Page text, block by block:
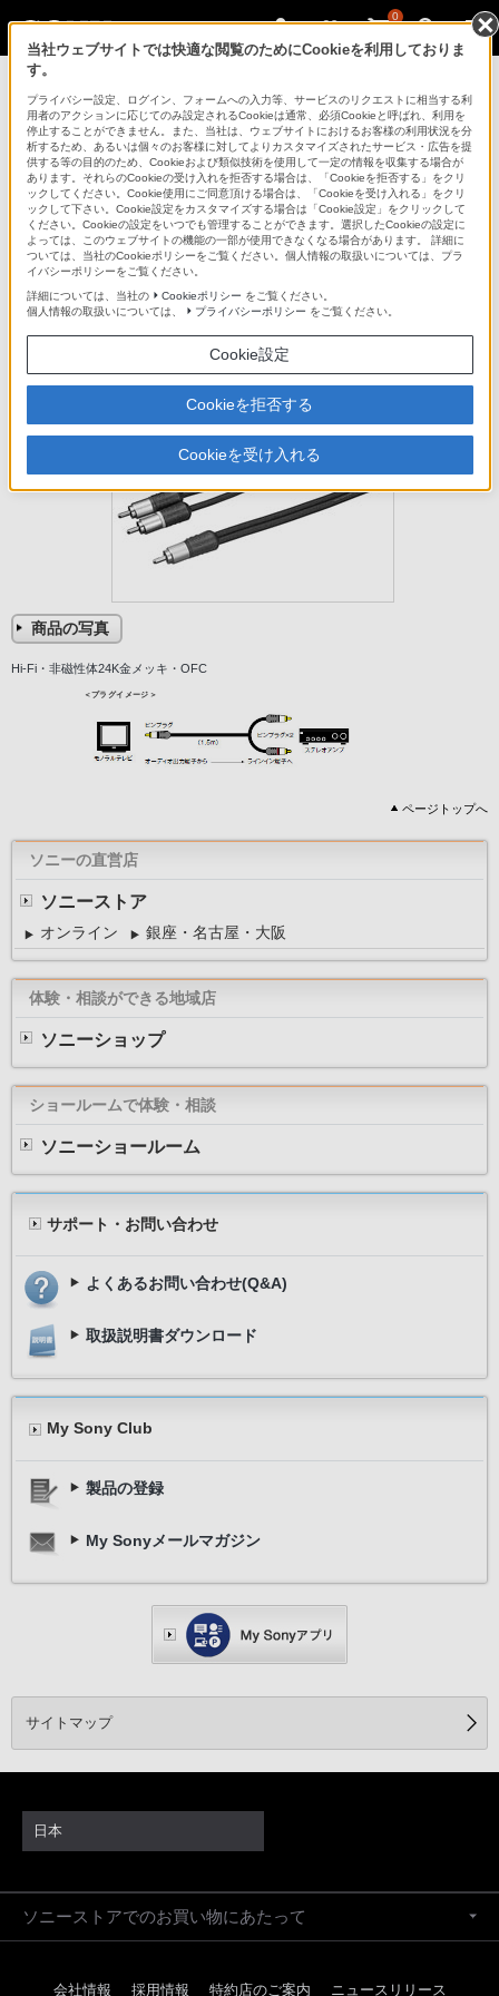
0
RK-C215CMS
接続コード
接続コード
RK-C215CMS
（1.5m）
生産完了
希望小売価格1,430円(税込)
商品の写真
Hi-Fi・非磁性体24K金メッキ・OFC
ページトップへ
ソニーの直営店
ソニーストア
オンライン 銀座・名古屋・大阪
体験・相談ができる地域店
ソニーショップ
ショールームで体験・相談
ソニーショールーム
サポート・お問い合わせ
よくあるお問い合わせ(Q&A)
取扱説明書ダウンロード
My Sony Club
製品の登録
My Sonyメールマガジン
サイトマップ
日本
ソニーストアでのお買い物にあたって
会社情報 採用情報 特約店のご案内 ニュースリリース
当社ウェブサイトでは快適な閲覧のためにCookieを利用しておりま
す。
プライバシー設定、ログイン、フォームへの入力等、サービスのリクエストに相当する利
用者のアクションに応じてのみ設定されるCookieは通常、必須Cookieと呼ばれ、利用を
停止することができません。また、当社は、ウェブサイトにおけるお客様の利用状況を分
析するため、あるいは個々のお客様に対してよりカスタマイズされたサービス・広告を提
供する等の目的のため、Cookieおよび類似技術を使用して一定の情報を収集する場合が
あります。それらのCookieの受け入れを拒否する場合は、「Cookieを拒否する」をクリ
ックしてください。Cookie使用にご同意頂ける場合は、「Cookieを受け入れる」をクリ
ックして下さい。Cookie設定をカスタマイズする場合は「Cookie設定」をクリックして
ください。Cookieの設定をいつでも管理することができます。選択したCookieの設定に
よっては、このウェブサイトの機能の一部が使用できなくなる場合があります。 詳細に
ついては、当社のCookieポリシーをご覧ください。個人情報の取扱いについては、プラ
イバシーポリシーをご覧ください。
詳細については、当社の
Cookieポリシー をご覧ください。
個人情報の取扱いについては、
プライバシーポリシー をご覧ください。
Cookie設定
Cookieを拒否する
Cookieを受け入れる